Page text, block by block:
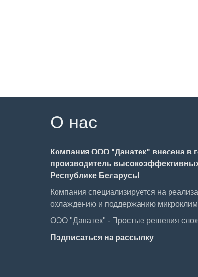
О нас
Компания ООО "Данатек" внесена в
производитель
Республике Беларусь!
Компания специализируется на
охлаждению и поддержанию
ООО "Данатек" - Простые решения
Подписаться на рассылку